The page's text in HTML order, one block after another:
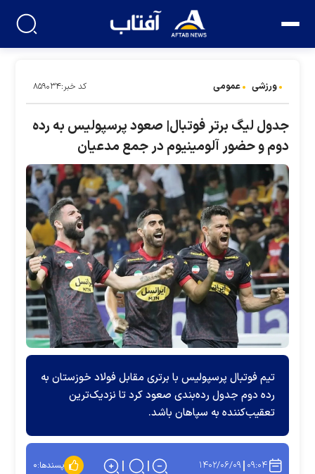
ورزشی عمومی کد خبر:۸۵۹۰۳۴
جدول لیگ برتر فوتبال| صعود پرسپولیس به رده
دوم و حضور آلومینیوم در جمع مدعیان
تیم فوتبال پرسپولیس با برتری مقابل فولاد خوزستان به
رده دوم جدول رده‌بندی صعود کرد تا نزدیک‌ترین
تعقیب‌کننده به سپاهان باشد.
۰۹:۰۴ ۱۴۰۲/۰۶/۰۹ پسندها:۰